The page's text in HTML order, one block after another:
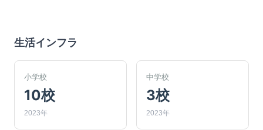
生活インフラ
小学校
10校
2023年
中学校
3校
2023年